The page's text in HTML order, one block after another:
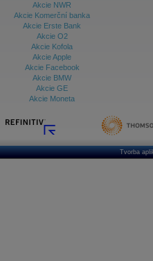
Akcie NWR
Akcie Komerční banka
Akcie Erste Bank
Akcie O2
Akcie Kofola
Akcie Apple
Akcie Facebook
Akcie BMW
Akcie GE
Akcie Moneta
Tvorba